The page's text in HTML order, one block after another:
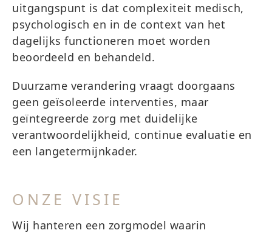
uitgangspunt is dat complexiteit medisch,
psychologisch en in de context van het
dagelijks functioneren moet worden
beoordeeld en behandeld.
Duurzame verandering vraagt doorgaans
geen geïsoleerde interventies, maar
geïntegreerde zorg met duidelijke
verantwoordelijkheid, continue evaluatie en
een langetermijnkader.
ONZE VISIE
Wij hanteren een zorgmodel waarin